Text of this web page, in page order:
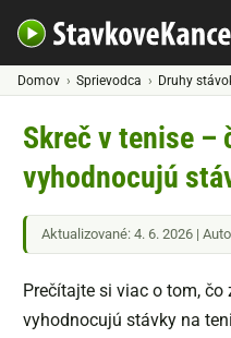
Domov Sprievodca Druhy
Skreč v tenise –
vyhodnocujú
Aktualizované: 4. 6. 2026 |
Prečítajte si viac o tom, čo
vyhodnocujú stávky na